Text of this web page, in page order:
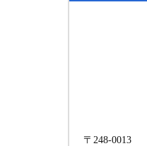
〒248-0013